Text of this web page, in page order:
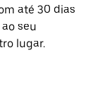
até 30 dias
seu
lugar.